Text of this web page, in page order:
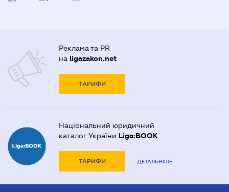
Реклама та PR
на ligazakon.net
ТАРИФИ
Національний юридичний
каталог України Liga:BOOK
ТАРИФИ ДЕТАЛЬНІШЕ